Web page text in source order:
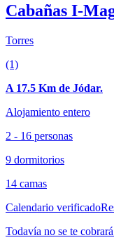
Cabañas I-
Torres
(1)
A 17.5 Km de Jódar.
Alojamiento entero
2 - 16 personas
9 dormitorios
14 camas
Calendario verificado
Todavía no se te